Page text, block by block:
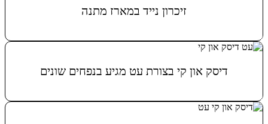
זיכרון נייד במארז מתנה
מידע נוסף
דיסק און קי בצורת עט מגיע בנפחים שונים
מידע נוסף